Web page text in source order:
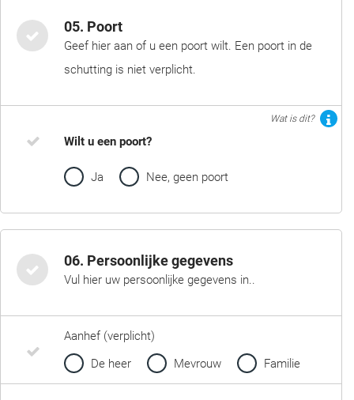
05. Poort
Geef hier aan of u een poort wilt. Een poort in de
schutting is niet verplicht.
Wat is dit?
Wilt u een poort?
Ja Nee, geen poort
06. Persoonlijke gegevens
Vul hier uw persoonlijke gegevens in..
Aanhef (verplicht)
De heer
Mevrouw Familie